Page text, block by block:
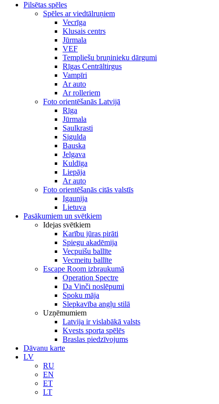
Pilsētas spēles
Spēles ar viedtālruņiem
Vecrīga
Klusais centrs
Jūrmala
VEF
Templiešu bruņinieku dārgumi
Rīgas Centrāltirgus
Vampīri
Ar auto
Ar rolleriem
Foto orientēšanās Latvijā
Rīga
Jūrmala
Saulkrasti
Sigulda
Bauska
Jelgava
Kuldīga
Liepāja
Ar auto
Foto orientēšanās citās valstīs
Igaunija
Lietuva
Pasākumiem un svētkiem
Idejas svētkiem
Karību jūras pirāti
Spiegu akadēmija
Vecpuišu ballīte
Vecmeitu ballīte
Escape Room izbraukumā
Operation Spectre
Da Vinči noslēpumi
Spoku māja
Slepkavība angļu stilā
Uzņēmumiem
Latvija ir vislabākā valsts
Kvests sporta spēlēs
Braslas piedzīvojums
Dāvanu karte
LV
RU
EN
ET
LT